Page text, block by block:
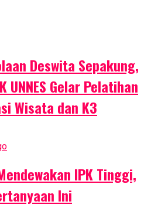
Deswita Sepakung,
UNNES Gelar Pelatihan
Wisata dan K3
IPK Tinggi,
Ini